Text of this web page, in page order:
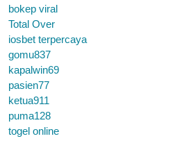
bokep viral
Total Over
iosbet terpercaya
gomu837
kapalwin69
pasien77
ketua911
puma128
togel online